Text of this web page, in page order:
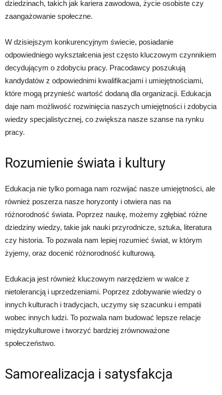
dziedzinach, takich jak kariera zawodowa, życie osobiste czy
zaangażowanie społeczne.
W dzisiejszym konkurencyjnym świecie, posiadanie
odpowiedniego wykształcenia jest często kluczowym czynnikiem
decydującym o zdobyciu pracy. Pracodawcy poszukują
kandydatów z odpowiednimi kwalifikacjami i umiejętnościami,
które mogą przynieść wartość dodaną dla organizacji. Edukacja
daje nam możliwość rozwinięcia naszych umiejętności i zdobycia
wiedzy specjalistycznej, co zwiększa nasze szanse na rynku
pracy.
Rozumienie świata i kultury
Edukacja nie tylko pomaga nam rozwijać nasze umiejętności, ale
również poszerza nasze horyzonty i otwiera nas na
różnorodność świata. Poprzez naukę, możemy zgłębiać różne
dziedziny wiedzy, takie jak nauki przyrodnicze, sztuka, literatura
czy historia. To pozwala nam lepiej rozumieć świat, w którym
żyjemy, oraz docenić różnorodność kulturową.
Edukacja jest również kluczowym narzędziem w walce z
nietolerancją i uprzedzeniami. Poprzez zdobywanie wiedzy o
innych kulturach i tradycjach, uczymy się szacunku i empatii
wobec innych ludzi. To pozwala nam budować lepsze relacje
międzykulturowe i tworzyć bardziej zrównoważone
społeczeństwo.
Samorealizacja i satysfakcja